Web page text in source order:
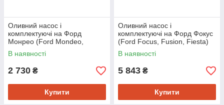
Оливний насос і
комплектуючі на Форд
Монрео (Ford Mondeo,
Transit) Swag 50933910
В наявності
2 730 ₴
Купити
Оливний насос і
комплектуючі на Форд Фокус
(Ford Focus, Fusion, Fiesta)
Pierburg 728048070
В наявності
5 843 ₴
Купити